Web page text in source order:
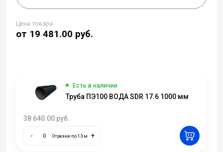
Цена товара:
от 19 481.00 руб.
Есть в наличии
Труба ПЭ100 ВОДА SDR 17.6 1000 мм
38 640.00 руб.
- Отрезки по 13 м +